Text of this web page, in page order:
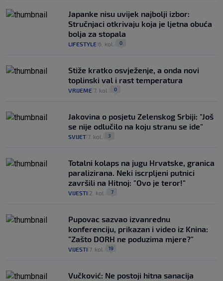
Japanke nisu uvijek najbolji izbor:
Stručnjaci otkrivaju koja je ljetna obuća
bolja za stopala
LIFESTYLE 6. kol. 0
Stiže kratko osvježenje, a onda novi
toplinski val i rast temperatura
VRIJEME 7. kol. 0
Jakovina o posjetu Zelenskog Srbiji: "Još
se nije odlučilo na koju stranu se ide"
SVIJET 7. kol. 3
Totalni kolaps na jugu Hrvatske, granica
paralizirana. Neki iscrpljeni putnici
završili na Hitnoj: "Ovo je teror!"
VIJESTI 2. kol. 7
Pupovac sazvao izvanrednu
konferenciju, prikazan i video iz Knina:
"Zašto DORH ne poduzima mjere?"
VIJESTI 7. kol. 19
Vučković: Ne postoji hitna sanacija